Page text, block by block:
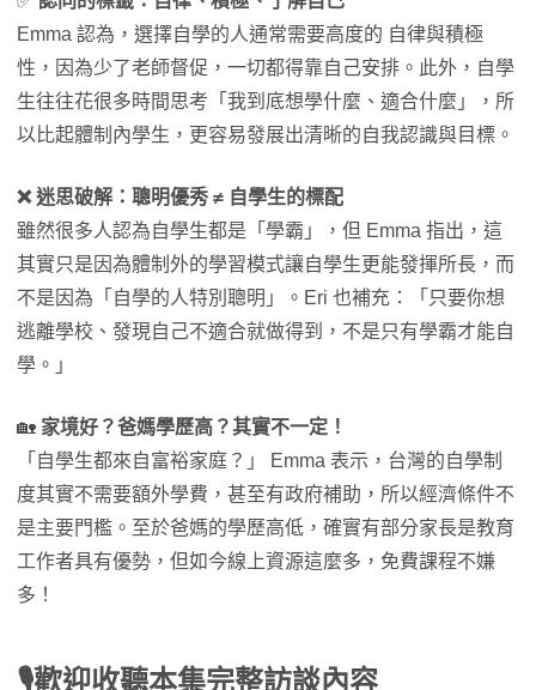
Emma 認為，選擇自學的人通常需要高度的 自律與積極
性，因為少了老師督促，一切都得靠自己安排。此外，自學
生往往花很多時間思考「我到底想學什麼、適合什麼」，所
以比起體制內學生，更容易發展出清晰的自我認識與目標。
❌ 迷思破解：聰明優秀 ≠ 自學生的標配
雖然很多人認為自學生都是「學霸」，但 Emma 指出，這
其實只是因為體制外的學習模式讓自學生更能發揮所長，而
不是因為「自學的人特別聰明」。Eri 也補充：「只要你想
逃離學校、發現自己不適合就做得到，不是只有學霸才能自
學。」
🏡 家境好？爸媽學歷高？其實不一定！
「自學生都來自富裕家庭？」 Emma 表示，台灣的自學制
度其實不需要額外學費，甚至有政府補助，所以經濟條件不
是主要門檻。至於爸媽的學歷高低，確實有部分家長是教育
工作者具有優勢，但如今線上資源這麼多，免費課程不嫌
多！
🎙️歡迎收聽本集完整訪談內容